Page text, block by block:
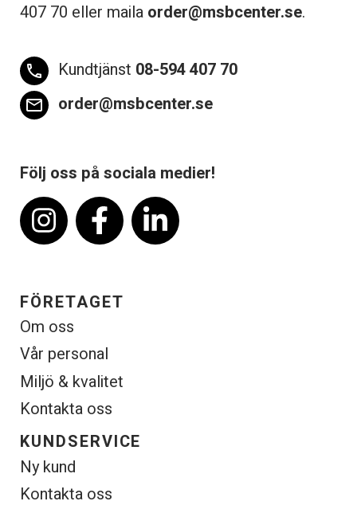
407 70 eller maila order@msbcenter.se.
phone Kundtjänst 08-594 407 70
email order@msbcenter.se
Följ oss på sociala medier!
FÖRETAGET
Om oss
Vår personal
Miljö & kvalitet
Kontakta oss
KUNDSERVICE
Ny kund
Kontakta oss